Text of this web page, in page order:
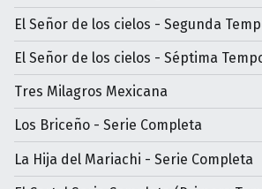
El Señor de los cielos - Segunda
El Señor de los cielos - Séptima
Tres Milagros Mexicana
Los Briceño - Serie Completa
La Hija del Mariachi - Serie Completa